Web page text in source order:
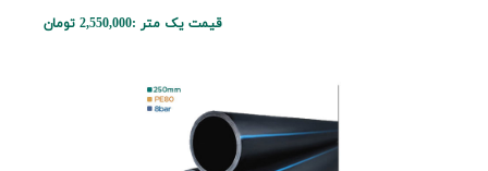
قیمت یک متر :2,550,000 تومان